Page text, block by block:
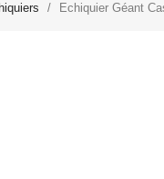
Echiquier Géant